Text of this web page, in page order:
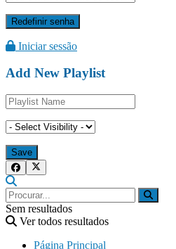
Iniciar sessão
Add New Playlist
Sem resultados
Ver todos resultados
Página Principal